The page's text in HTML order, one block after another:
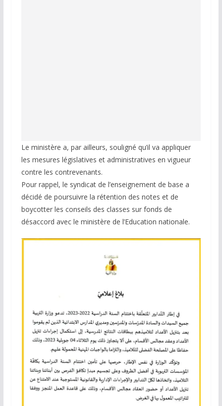
Le ministère a, par ailleurs, souligné qu’il va appliquer
les mesures législatives et administratives en vigueur
contre les contrevenants.
Pour rappel, le syndicat de l’enseignement de base a
décidé de poursuivre la rétention des notes et de
boycotter les conseils des classes sur fonds de
désaccord avec le ministère de l’Education nationale.